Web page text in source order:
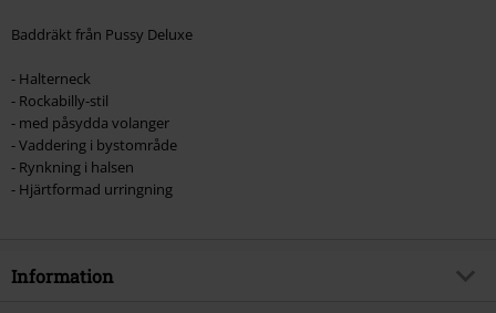
Baddräkt från Pussy Deluxe
- Halterneck
- Rockabilly-stil
- med påsydda volanger
- Vaddering i bystområde
- Rynkning i halsen
- Hjärtformad urringning
Information